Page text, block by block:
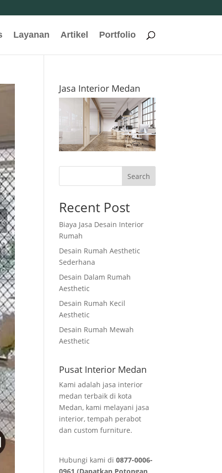
Layanan Artikel Portfolio
Jasa Interior Medan
Search
Recent Post
Biaya Jasa Desain Interior
Rumah
Desain Rumah Aesthetic
Sederhana
Desain Dalam Rumah
Aesthetic
Desain Rumah Kecil
Aesthetic
Desain Rumah Mewah
Aesthetic
Pusat Interior Medan
Kami adalah jasa interior
medan terbaik di kota
Medan, kami melayani jasa
interior, tempah perabot
dan custom furniture.
Hubungi kami di0877-0006-